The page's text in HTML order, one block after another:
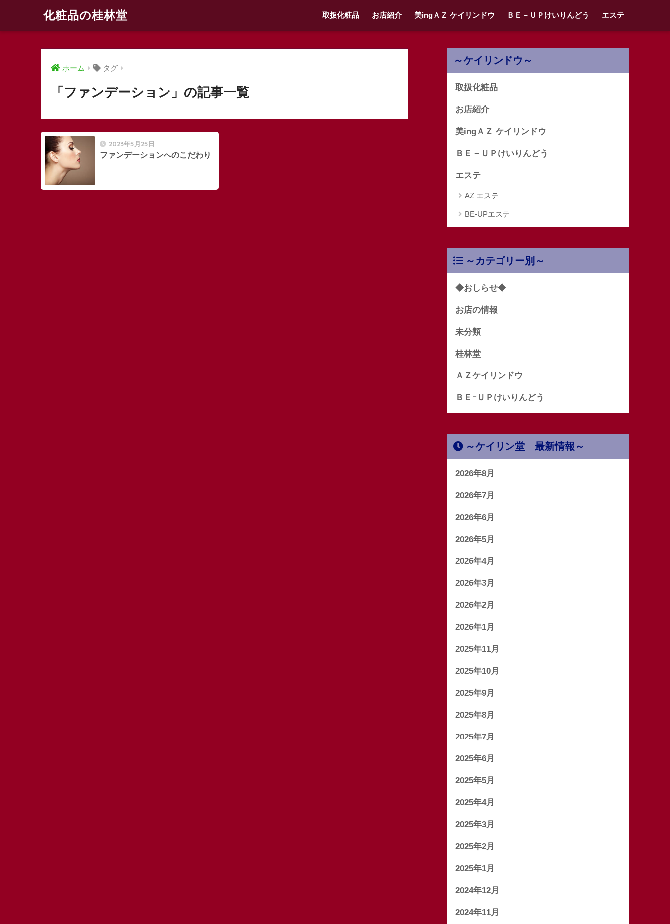
化粧品の桂林堂 取扱化粧品 お店紹介 美ingＡＺ ケイリンドウ ＢＥ－ＵＰけいりんどう エステ
ホーム タグ
「ファンデーション」の記事一覧
2023年5月25日
ファンデーションへのこだわり
～ケイリンドウ～
取扱化粧品
お店紹介
美ingＡＺ ケイリンドウ
ＢＥ－ＵＰけいりんどう
エステ
AZ エステ
BE-UPエステ
～カテゴリー別～
◆おしらせ◆
お店の情報
未分類
桂林堂
ＡＺケイリンドウ
ＢＥｰＵＰけいりんどう
～ケイリン堂 最新情報～
2026年8月
2026年7月
2026年6月
2026年5月
2026年4月
2026年3月
2026年2月
2026年1月
2025年11月
2025年10月
2025年9月
2025年8月
2025年7月
2025年6月
2025年5月
2025年4月
2025年3月
2025年2月
2025年1月
2024年12月
2024年11月